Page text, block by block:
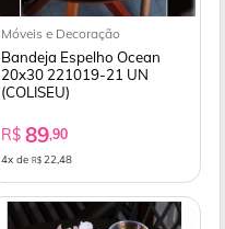
Móveis e Decoração
Bandeja Espelho Ocean
20x30 221019-21 UN
(COLISEU)
R$ 89,90
4x de R$ 22,48